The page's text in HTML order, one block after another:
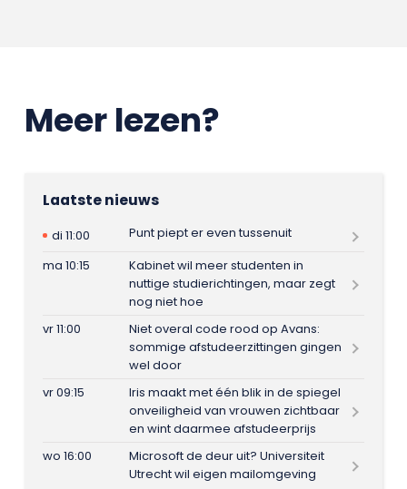
Meer lezen?
Laatste nieuws
di 11:00
Punt piept er even tussenuit
ma 10:15
Kabinet wil meer studenten in
nuttige studierichtingen, maar zegt
nog niet hoe
vr 11:00
Niet overal code rood op Avans:
sommige afstudeerzittingen gingen
wel door
vr 09:15
Iris maakt met één blik in de spiegel
onveiligheid van vrouwen zichtbaar
en wint daarmee afstudeerprijs
wo 16:00
Microsoft de deur uit? Universiteit
Utrecht wil eigen mailomgeving